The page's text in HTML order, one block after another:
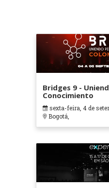
Bridges 9 -
Conocimiento
sexta-feira, 4 de
Bogotá,